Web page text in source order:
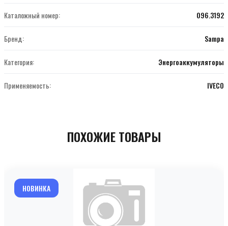
Каталожный номер: 096.3192
Бренд: Sampa
Категория: Энергоаккумуляторы
Применяемость: IVECO
ПОХОЖИЕ ТОВАРЫ
НОВИНКА